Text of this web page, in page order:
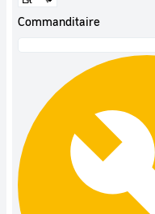
Commanditaire